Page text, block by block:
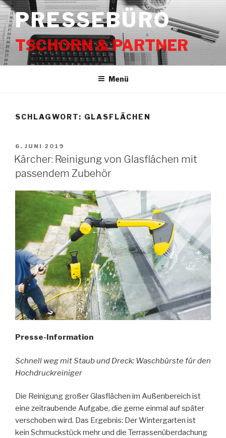
Zum
Inhalt
springenPRESSEBÜRO
TSCHORN & PARTNER
Menü
SCHLAGWORT: GLASFLÄCHEN
VERÖFFENTLICHT
AM
6. JUNI 2019
Kärcher: Reinigung von Glasflächen mit
passendem Zubehör
Presse-Information
Schnell weg mit Staub und Dreck: Waschbürste für den
Hochdruckreiniger
Die Reinigung großer Glasflächen im Außenbereich ist
eine zeitraubende Aufgabe, die gerne einmal auf später
verschoben wird. Das Ergebnis: Der Wintergarten ist
kein Schmuckstück mehr und die Terrassenüberdachung